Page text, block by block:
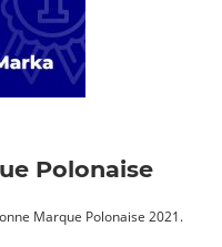
Polonaise
Marque Polonaise 2021.